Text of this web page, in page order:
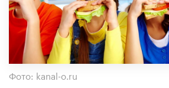
Фото: kanal-o.ru